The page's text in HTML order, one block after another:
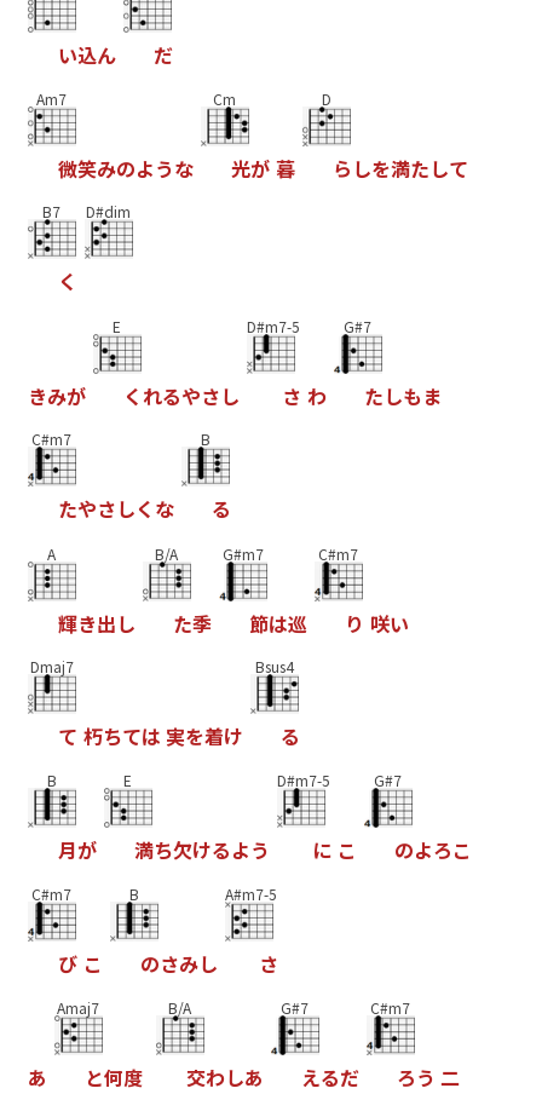
い込ん だ
Am7
微笑みのような
Cm
光が 暮
D
ら しを満たして
B7
く
D#dim
きみが
E
く れるやさし
D#m7-5
さ わ
G#7
たしもま
C#m7
たやさしく な
B
る
A
輝き出し
B/A
た季
G#m7
節は巡
C#m7
り 咲い
Dmaj7
て 朽ちては 実を着け
Bsus4
る
B
月が
E
満ち欠けるよう
D#m7-5
に こ
G#7
のよろこ
C#m7
び こ
B
のさみし
A#m7-5
さ
あ
Amaj7
と何度
B/A
交わしあ
G#7
えるだ
C#m7
ろう 二